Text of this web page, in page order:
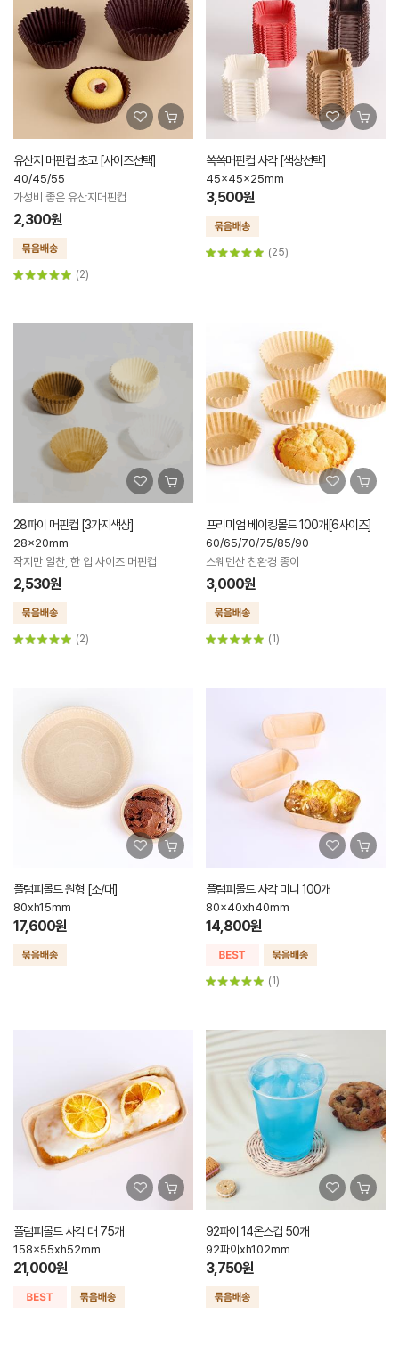
유산지 머핀컵 초코 [사이즈선택]
40/45/55
가성비 좋은 유산지머핀컵
2,300원
(2)
쏙쏙머핀컵 사각 [색상선택]
45x45x25mm
3,500원
(25)
28파이 머핀컵 [3가지색상]
28x20mm
작지만 알찬, 한 입 사이즈 머핀컵
2,530원
(2)
프리미엄 베이킹몰드 100개[6사이즈]
60/65/70/75/85/90
스웨덴산 친환경 종이
3,000원
(1)
플럼피몰드 원형 [소/대]
80xh15mm
17,600원
플럼피몰드 사각 미니 100개
80x40xh40mm
14,800원
(1)
플럼피몰드 사각 대 75개
158x55xh52mm
21,000원
92파이 14온스컵 50개
92파이xh102mm
3,750원